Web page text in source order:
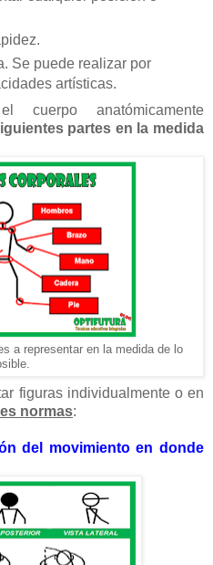
Se puede realizar por
artísticas.
cuerpo anatómicamente
partes en la medida
a representar en la medida de lo
figuras individualmente o en
normas:
del movimiento en donde